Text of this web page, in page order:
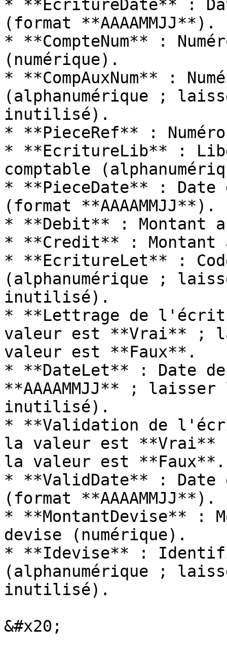
* **EcritureDate** :
(format **AAAAMMJJ**).
* **CompteNum** :
(numérique).
* **CompAuxNum** :
(alphanumérique ;
inutilisé).
* **PieceRef** :
* **EcritureLib** :
comptable
* **PieceDate** :
(format **AAAAMMJJ**).
* **Debit** : Montant
* **Credit** : Montant
* **EcritureLet** :
(alphanumérique ;
inutilisé).
* **Lettrage de
valeur est **Vrai** ;
valeur est **Faux**.
* **DateLet** : Date
**AAAAMMJJ** ;
inutilisé).
* **Validation de
la valeur est **Vrai**
la valeur est **Faux**.
* **ValidDate** :
(format **AAAAMMJJ**).
* **MontantDevise** :
devise (numérique).
* **Idevise** :
(alphanumérique ;
inutilisé).
&#x20;